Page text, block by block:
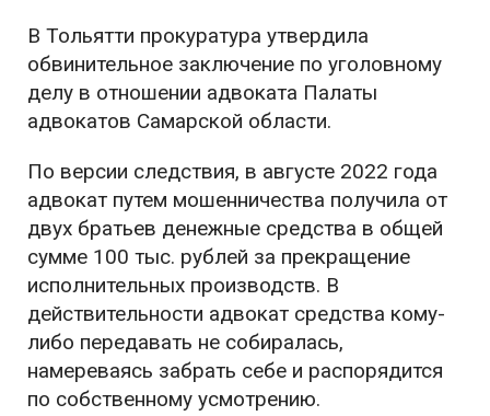
В Тольятти прокуратура утвердила
обвинительное заключение по уголовному
делу в отношении адвоката Палаты
адвокатов Самарской области.
По версии следствия, в августе 2022 года
адвокат путем мошенничества получила от
двух братьев денежные средства в общей
сумме 100 тыс. рублей за прекращение
исполнительных производств. В
действительности адвокат средства кому-
либо передавать не собиралась,
намереваясь забрать себе и распорядится
по собственному усмотрению.